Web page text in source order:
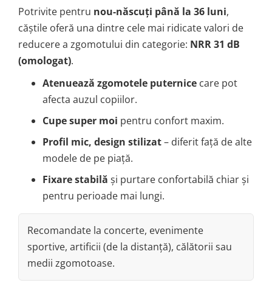
Potrivite pentru nou-născuți până la 36 luni,
căștile oferă una dintre cele mai ridicate valori de
reducere a zgomotului din categorie: NRR 31 dB
(omologat).
Atenuează zgomotele puternice care pot
afecta auzul copiilor.
Cupe super moi pentru confort maxim.
Profil mic, design stilizat– diferit față de alte
modele de pe piață.
Fixare stabilă și purtare confortabilă chiar și
pentru perioade mai lungi.
Recomandate la concerte, evenimente
sportive, artificii (de la distanță), călătorii sau
medii zgomotoase.